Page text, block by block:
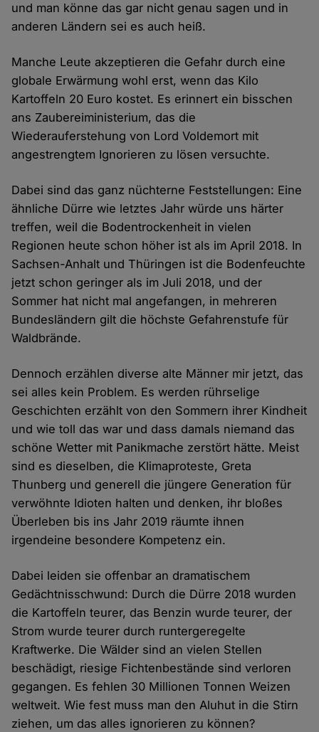
und man könne das gar nicht genau sagen und in
anderen Ländern sei es auch heiß.
Manche Leute akzeptieren die Gefahr durch eine
globale Erwärmung wohl erst, wenn das Kilo
Kartoffeln 20 Euro kostet. Es erinnert ein bisschen
ans Zaubereiministerium, das die
Wiederauferstehung von Lord Voldemort mit
angestrengtem Ignorieren zu lösen versuchte.
Dabei sind das ganz nüchterne Feststellungen: Eine
ähnliche Dürre wie letztes Jahr würde uns härter
treffen, weil die Bodentrockenheit in vielen
Regionen heute schon höher ist als im April 2018. In
Sachsen-Anhalt und Thüringen ist die Bodenfeuchte
jetzt schon geringer als im Juli 2018, und der
Sommer hat nicht mal angefangen, in mehreren
Bundesländern gilt die höchste Gefahrenstufe für
Waldbrände.
Dennoch erzählen diverse alte Männer mir jetzt, das
sei alles kein Problem. Es werden rührselige
Geschichten erzählt von den Sommern ihrer Kindheit
und wie toll das war und dass damals niemand das
schöne Wetter mit Panikmache zerstört hätte. Meist
sind es dieselben, die Klimaproteste, Greta
Thunberg und generell die jüngere Generation für
verwöhnte Idioten halten und denken, ihr bloßes
Überleben bis ins Jahr 2019 räumte ihnen
irgendeine besondere Kompetenz ein.
Dabei leiden sie offenbar an dramatischem
Gedächtnisschwund: Durch die Dürre 2018 wurden
die Kartoffeln teurer, das Benzin wurde teurer, der
Strom wurde teurer durch runtergeregelte
Kraftwerke. Die Wälder sind an vielen Stellen
beschädigt, riesige Fichtenbestände sind verloren
gegangen. Es fehlen 30 Millionen Tonnen Weizen
weltweit. Wie fest muss man den Aluhut in die Stirn
ziehen, um das alles ignorieren zu können?